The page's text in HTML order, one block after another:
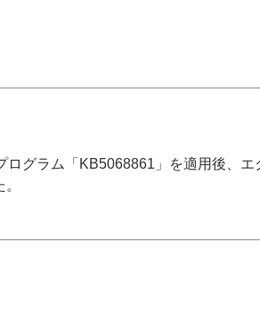
ログラム「KB5068861」を適用後、